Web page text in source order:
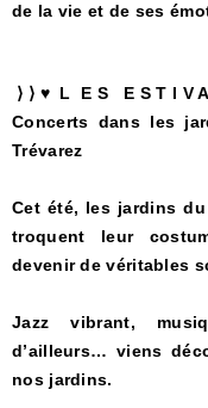
de la vie et de ses
⟩ ⟩ ♥ L E S E S T I V
Concerts dans les
Trévarez
Cet été, les jardins du
troquent leur
devenir de véritables
Jazz vibrant,
d’ailleurs… viens
nos jardins.